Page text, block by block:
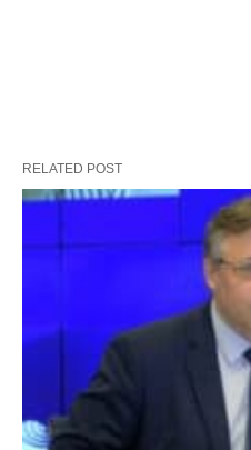
RELATED POST